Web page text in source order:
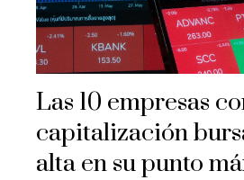
Las 10 empresas
capitalización
alta en su punto